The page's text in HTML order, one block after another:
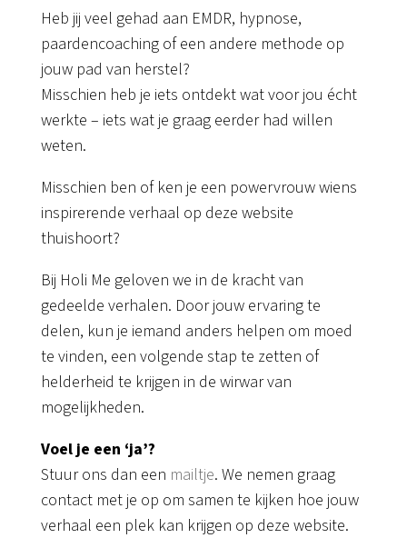
Heb jij veel gehad aan EMDR, hypnose,
paardencoaching of een andere methode op
jouw pad van herstel?
Misschien heb je iets ontdekt wat voor jou écht
werkte – iets wat je graag eerder had willen
weten.
Misschien ben of ken je een powervrouw wiens
inspirerende verhaal op deze website
thuishoort?
Bij Holi Me geloven we in de kracht van
gedeelde verhalen. Door jouw ervaring te
delen, kun je iemand anders helpen om moed
te vinden, een volgende stap te zetten of
helderheid te krijgen in de wirwar van
mogelijkheden.
Voel je een ‘ja’?
Stuur ons dan een mailtje. We nemen graag
contact met je op om samen te kijken hoe jouw
verhaal een plek kan krijgen op deze website.